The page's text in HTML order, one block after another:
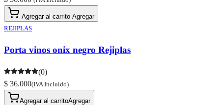
Agregar al carrito Agregar
REJIPLAS
Porta vinos onix negro Rejiplas
(0)
$ 36.000(IVA Incluido)
Agregar al carritoAgregar